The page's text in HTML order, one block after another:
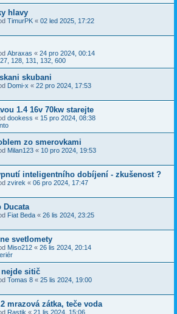
hlavy
TimurPK « 02 led 2025, 17:22
Abraxas « 24 pro 2024, 00:14
128, 131, 132, 600
skubani
Domi-x « 22 pro 2024, 17:53
1.4 16v 70kw starejte
dookess « 15 pro 2024, 08:38
zo smerovkami
Milan123 « 10 pro 2024, 19:53
inteligentního dobíjení - zkušenost ?
zvirek « 06 pro 2024, 17:47
Ducata
Fiat Beda « 26 lis 2024, 23:25
svetlomety
Miso212 « 26 lis 2024, 20:14
sitič
Tomas 8 « 25 lis 2024, 19:00
mrazová zátka, teče voda
Rastik « 21 lis 2024, 15:06